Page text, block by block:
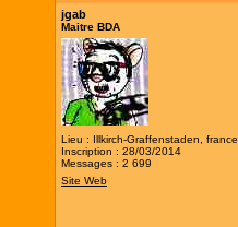
jgab
Maitre BDA
Lieu : Illkirch-Graffenstaden, france
Inscription : 28/03/2014
Messages : 2 699
Site Web